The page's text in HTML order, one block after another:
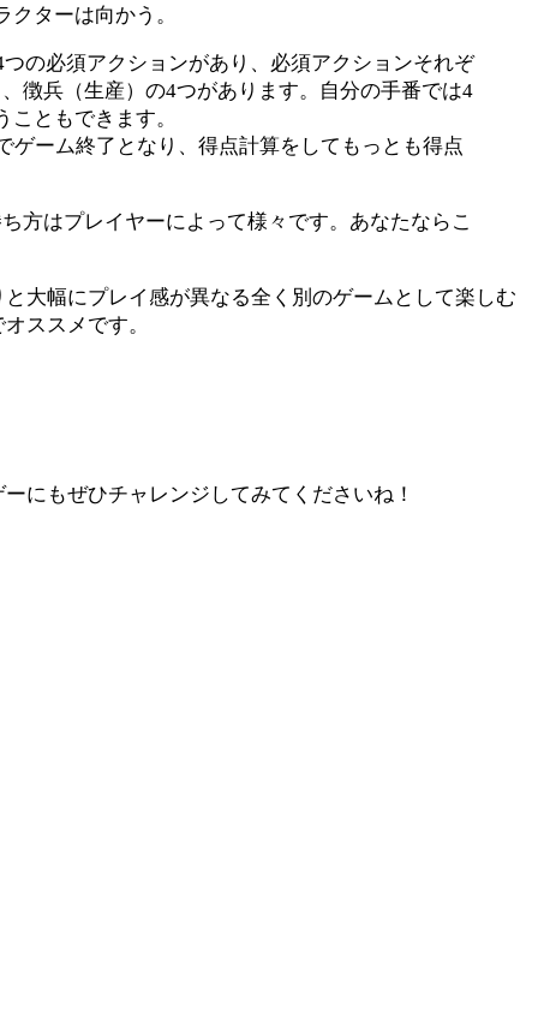
ターは向かう。
の必須アクションがあり、必須アクションそれぞ
徴兵（生産）の4つがあります。自分の手番では4
ともできます。
ゲーム終了となり、得点計算をしてもっとも得点
方はプレイヤーによって様々です。あなたならこ
大幅にプレイ感が異なる全く別のゲームとして楽しむ
ススメです。
にもぜひチャレンジしてみてくださいね！